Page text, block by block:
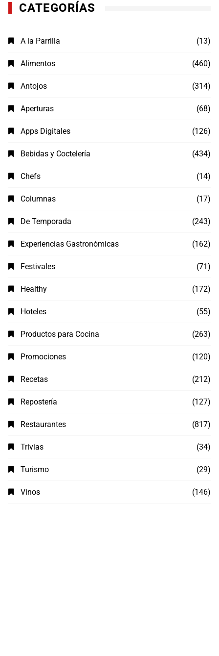
CATEGORÍAS
A la Parrilla (13)
Alimentos (460)
Antojos (314)
Aperturas (68)
Apps Digitales (126)
Bebidas y Coctelería (434)
Chefs (14)
Columnas (17)
De Temporada (243)
Experiencias Gastronómicas (162)
Festivales (71)
Healthy (172)
Hoteles (55)
Productos para Cocina (263)
Promociones (120)
Recetas (212)
Repostería (127)
Restaurantes (817)
Trivias (34)
Turismo (29)
Vinos (146)